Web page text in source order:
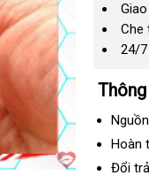
Che
24/7
Hoàn
Đổi